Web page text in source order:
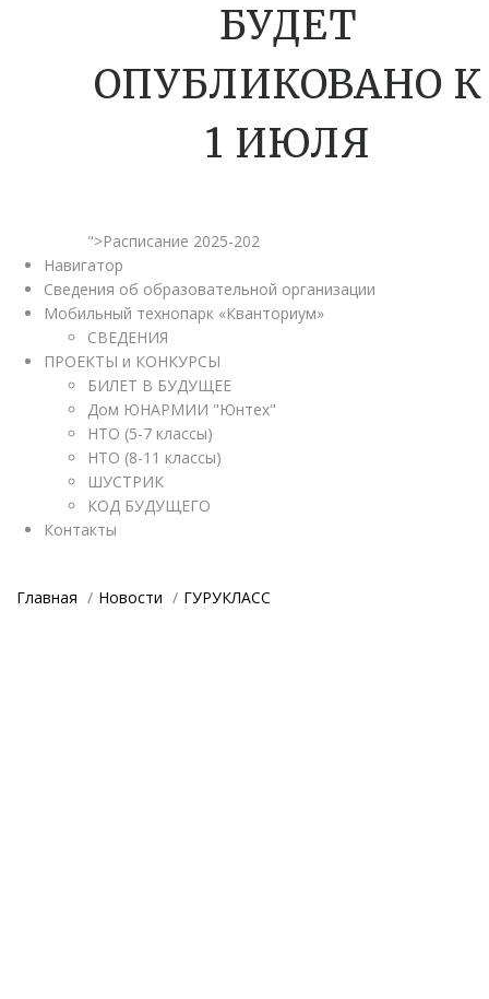
БУДЕТ
ОПУБЛИКОВАНО К
1 ИЮЛЯ
">Расписание 2025-202
Навигатор
Сведения об образовательной организации
Мобильный технопарк «Кванториум»
СВЕДЕНИЯ
ПРОЕКТЫ и КОНКУРСЫ
БИЛЕТ В БУДУЩЕЕ
Дом ЮНАРМИИ "Юнтех"
НТО (5-7 классы)
НТО (8-11 классы)
ШУСТРИК
КОД БУДУЩЕГО
Контакты
Главная Новости ГУРУКЛАСС